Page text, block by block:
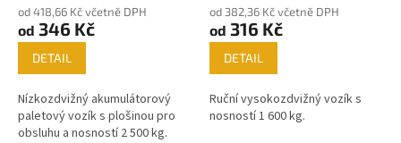
od 418,66 Kč včetně DPH
od 346 Kč
DETAIL
Nízkozdvižný akumulátorový
paletový vozík s plošinou pro
obsluhu a nosností 2 500 kg.
od 382,36 Kč včetně DPH
od 316 Kč
DETAIL
Ruční vysokozdvižný vozík s
nosností 1 600 kg.